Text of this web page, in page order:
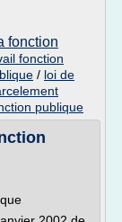
fonction
fonction
/ loi de
publique